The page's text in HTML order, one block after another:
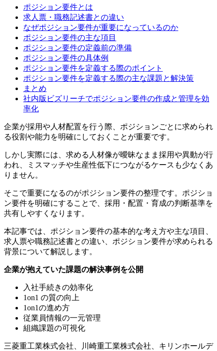
ポジション要件とは
求人票・職務記述書との違い
なぜポジション要件が重要になっているのか
ポジション要件の主な項目
ポジション要件の定義前の準備
ポジション要件の具体例
ポジション要件を定義する際のポイント
ポジション要件を定義する際の主な課題と解決策
まとめ
社内版ビズリーチでポジション要件の作成と管理を効
率化
企業が採用や人材配置を行う際、ポジションごとに求められ
る役割や能力を明確にしておくことが重要です。
しかし実際には、求める人材像が曖昧なまま採用や異動が行
われ、ミスマッチや生産性低下につながるケースも少なくあ
りません。
そこで重要になるのがポジション要件の整理です。ポジショ
ン要件を明確にすることで、採用・配置・育成の判断基準を
共有しやすくなります。
本記事では、ポジション要件の基本的な考え方や主な項目、
求人票や職務記述書との違い、ポジション要件が求められる
背景について解説します。
企業が抱えていた課題の解決事例を公開
入社手続きの効率化
1on1 の質の向上
1on1の進め方
従業員情報の一元管理
組織課題の可視化
三菱重工業株式会社、川崎重工業株式会社、キリンホールデ